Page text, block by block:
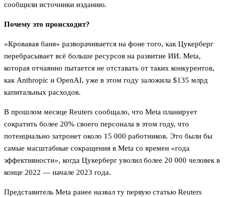
сообщили источники изданию.
Почему это происходит?
«Кровавая баня» разворачивается на фоне того, как Цукерберг
перебрасывает всё больше ресурсов на развитие ИИ. Meta,
которая отчаянно пытается не отставать от таких конкурентов,
как Anthropic и OpenAI, уже в этом году заложила $135 млрд
капитальных расходов.
В прошлом месяце Reuters сообщало, что Meta планирует
сократить более 20% своего персонала в этом году, что
потенциально затронет около 15 000 работников. Это были бы
самые масштабные сокращения в Meta со времен «года
эффективности», когда Цукерберг уволил более 20 000 человек в
конце 2022 — начале 2023 года.
Представитель Meta ранее назвал ту первую статью Reuters